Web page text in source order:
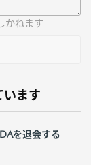
かねます
います
を退会する